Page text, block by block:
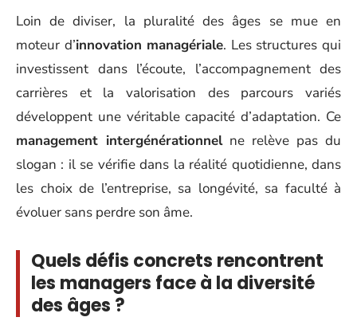
Loin de diviser, la pluralité des âges se mue en
moteur d’innovation managériale. Les structures qui
investissent dans l’écoute, l’accompagnement des
carrières et la valorisation des parcours variés
développent une véritable capacité d’adaptation. Ce
management intergénérationnelne relève pas du
slogan : il se vérifie dans la réalité quotidienne, dans
les choix de l’entreprise, sa longévité, sa faculté à
évoluer sans perdre son âme.
Quels défis concrets rencontrent
les managers face à la diversité
des âges ?